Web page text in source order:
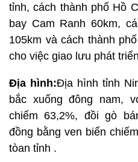
tỉnh, cách thành phố Hồ
bay Cam Ranh 60km,
105km và cách thành
cho việc giao lưu phát
Địa hình:Địa hình tỉnh
bắc xuống đông nam,
chiếm 63,2%, đồi gò
đồng bằng ven biển
tòan tỉnh .